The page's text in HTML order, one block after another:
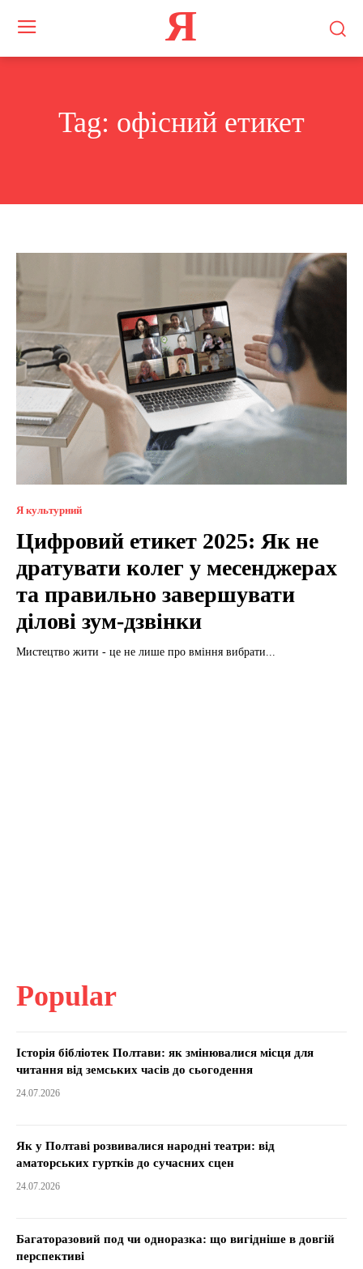
Я
Tag: офісний етикет
Я культурний
Цифровий етикет 2025: Як не
дратувати колег у месенджерах
та правильно завершувати
ділові зум-дзвінки
Мистецтво жити - це не лише про вміння вибрати...
Popular
Історія бібліотек Полтави: як змінювалися місця для
читання від земських часів до сьогодення
24.07.2026
Як у Полтаві розвивалися народні театри: від
аматорських гуртків до сучасних сцен
24.07.2026
Багаторазовий под чи одноразка: що вигідніше в довгій
перспективі